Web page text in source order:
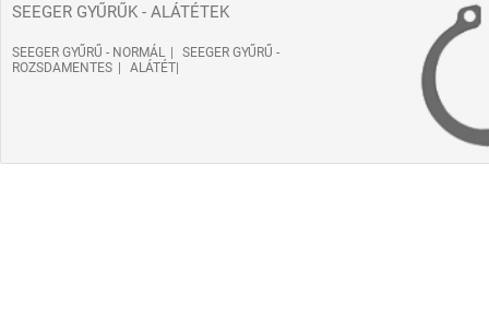
SEEGER GYŰRŰK - ALÁTÉTEK
SEEGER GYŰRŰ - NORMÁL
SEEGER GYŰRŰ -
ROZSDAMENTES
ALÁTÉT